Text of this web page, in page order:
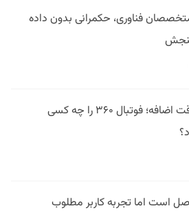
فناوری، حکمرانی بدون داده
فیلتر در وقت اضافه؛ فوتبال ۳۶۰ را چه کسی
است اما تجربه کاربر مطلوب